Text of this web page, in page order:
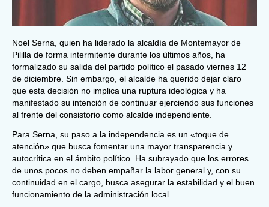
Noel Serna, quien ha liderado la alcaldía de Montemayor de
Pililla de forma intermitente durante los últimos años, ha
formalizado su salida del partido político el pasado viernes 12
de diciembre. Sin embargo, el alcalde ha querido dejar claro
que esta decisión no implica una ruptura ideológica y ha
manifestado su intención de continuar ejerciendo sus funciones
al frente del consistorio como alcalde independiente.
Para Serna, su paso a la independencia es un «toque de
atención» que busca fomentar una mayor transparencia y
autocrítica en el ámbito político. Ha subrayado que los errores
de unos pocos no deben empañar la labor general y, con su
continuidad en el cargo, busca asegurar la estabilidad y el buen
funcionamiento de la administración local.